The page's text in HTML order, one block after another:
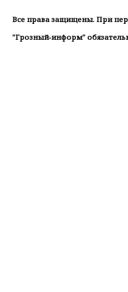
Все права защищены. При
"Грозный-информ"